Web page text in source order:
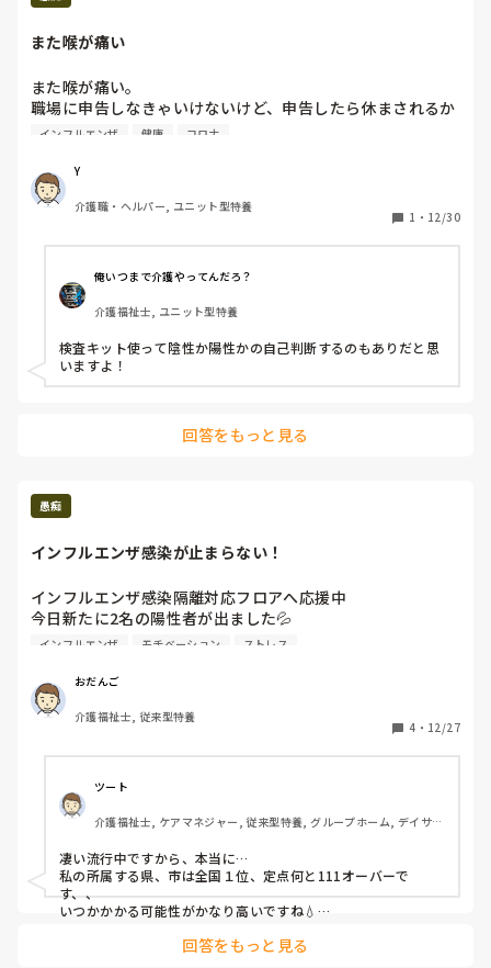
などなど、自由に聞かせて欲しいです。
毎月、いろんなテーマの勉強会を職場で行っているのです
が、ほぼ全体的に見て
｢これはやるべき｣
｢これはやったらダメ｣
というようなものや、知識を身に付けるようなものばかりで
それらを伝えることも重要ですが、毎年毎年そのような内容
なので、職員によっては｢そんなことは知っていますよ｣で話
よって、多くの職員は気軽な方法を知りたがっていると思う
下記は付け足しです。
私は介護職員ですが、ひよっ子の精神保健福祉士でもありま
す。
だからどうしても職場や委員会がどう思っていようが『メン
クラスターは起こさせてはいません。
クラスターのフロアに応援で入ったこともあります。
休む職員も勤務する職員も両者にはそれぞれ違うしんどさが
和できると思うんです。
大事なことは｢コロナを憎んで人を憎まず｣その気持ちだと思
います。
実は仮ではありますが、メンタルヘルスをキーワードとした
スライドは『考えなくてもいいことリスト』を参考に完成は
しています。
見てもらいたいです)
そこにまた違う参考になるものを足していければ、教科書や
ネット記事などにはない、オリジナルの価値のあるスライド
になると考えています。
また喉が痛い
また喉が痛い。
職場に申告しなきゃいけないけど、申告したら休まされるか
ら他の職員に迷惑かけるし、過去に散々これで迷惑かけた
喉痛くらいでは休まない！て勝手に決めたけど、もしこれが
コロナとかだったら..て思ったら..
子供がいる以上、いろいろ菌もらうのは仕方ないのは分かっ
必要以上に体調に敏感になってる自分が嫌で仕方ない。
必要以上に喉のケアはいつもしてたのにな..
いっそ特養辞めようとも思ったけど、最近出戻らせてもらっ
たばかりだし簡単には辞めれない..
家族にも当たってしまうし..もう体調で気を使うの疲れた。
インフルエンザ 健康 コロナ
Y
介護職・ヘルパー, ユニット型特養
1 ・ 12/30
俺いつまで介護やってんだろ？
介護福祉士, ユニット型特養
検査キット使って陰性か陽性かの自己判断するのもありだと思
いますよ！
回答をもっと見る
愚痴
インフルエンザ感染が止まらない！
インフルエンザ感染隔離対応フロアへ応援中
今日新たに2名の陽性者が出ました💦
これで6名陽性者…
インフルエンザ モチベーション ストレス
おだんご
介護福祉士, 従来型特養
4 ・ 12/27
ツート
介護福祉士, ケアマネジャー, 従来型特養, グループホーム, デイサー
凄い流行中ですから、本当に…
私の所属する県、市は全国１位、定点何と111オーバーで
す、、
いつかかかる可能性がかなり高いですね💧
で、酒飲みとしてはよりかかりたくない、ですね💧
回答をもっと見る